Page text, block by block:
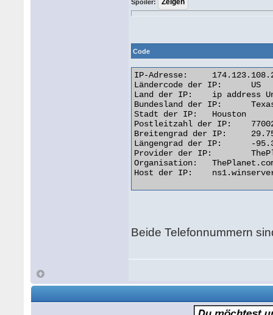
Spoiler:
Code
IP-Adresse: 	174.123.108.227
Ländercode der IP: 	US
Land der IP: 	ip address United States
Bundesland der IP: 	Texas
Stadt der IP: 	Houston
Postleitzahl der IP: 	77002
Breitengrad der IP: 	29.7523
Längengrad der IP: 	-95.3670
Provider der IP: 	ThePlanet.com Internet Services
Organisation: 	ThePlanet.com Internet Services
Host der IP: 	ns1.winserver2.net
Beide Telefonnummern